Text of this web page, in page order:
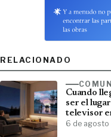
RELACIONADO
Cuando
ser el
televisor
6 de